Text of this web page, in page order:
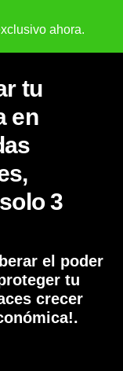
ahora.
tu
en
3
el poder
tu
crecer